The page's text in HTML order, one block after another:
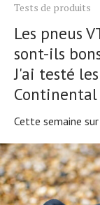
Tests de produits
Les pneus
sont-ils
J'ai testé
Cette semaine